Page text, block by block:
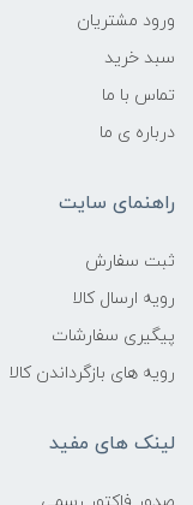
ورود مشتریان
سبد خرید
تماس با ما
درباره ی ما
راهنمای سایت
ثبت سفارش
رویه ارسال کالا
پیگیری سفارشات
رویه های بازگرداندن کالا
لینک های مفید